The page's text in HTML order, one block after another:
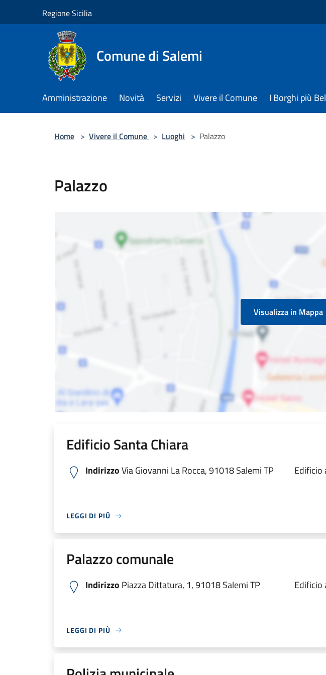
Regione Sicilia
Comune di Salemi
Amministrazione Novità Servizi Vivere il Comune I Borghi più
Home > Vivere il Comune > Luoghi > Palazzo
Palazzo
Visualizza in Mappa
Edificio Santa Chiara
IndirizzoVia Giovanni La Rocca, 91018 Salemi TP Edificio
LEGGI DI PIÙ
Palazzo comunale
Indirizzo Piazza Dittatura, 1, 91018 Salemi TP Edificio
LEGGI DI PIÙ